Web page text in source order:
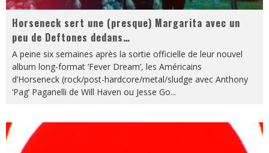
Horseneck sert une (presque) Margarita avec un
peu de Deftones dedans…
A peine six semaines après la sortie officielle de leur nouvel
album long-format ‘Fever Dream’, les Américains
d’Horseneck (rock/post-hardcore/metal/sludge avec Anthony
‘Pag’ Paganelli de Will Haven ou Jesse Go...